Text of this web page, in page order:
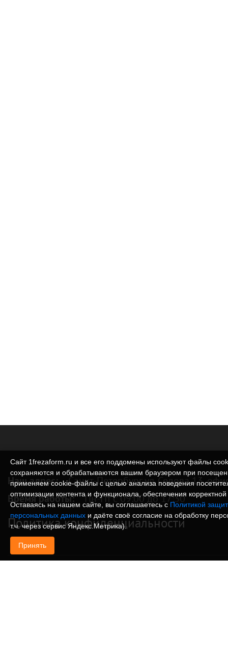
Наш адрес: Санкт-Петербург ул. Седова 13,
Время работы: Пн-Пт с 09:00 до 17:30
Политика конфиденциальности
Сайт 1frezaform.ru и все его поддомены используют файлы
сохраняются и обрабатываются вашим браузером при
применяем cookie‑файлы с целью анализа поведения
оптимизации контента и функционала, обеспечения
Оставаясь на нашем сайте, вы соглашаетесь с Политикой
персональных данных и даёте своё согласие на обработку
т.ч. через сервис Яндекс.Метрика).
Принять